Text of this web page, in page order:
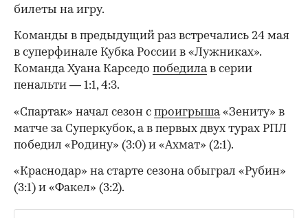
билеты на игру.
Команды в предыдущий раз встречались 24 мая
в суперфинале Кубка России в «Лужниках».
Команда Хуана Карседо победилав серии
пенальти — 1:1, 4:3.
«Спартак» начал сезон с проигрыша«Зениту» в
матче за Суперкубок, а в первых двух турах РПЛ
победил «Родину» (3:0) и «Ахмат» (2:1).
«Краснодар» на старте сезона обыграл «Рубин»
(3:1) и «Факел» (3:2).